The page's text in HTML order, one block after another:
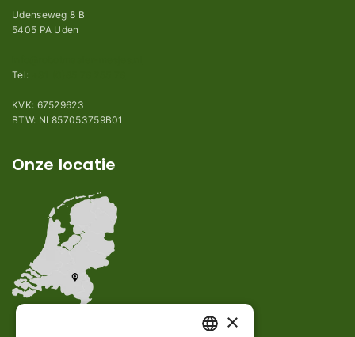
Udenseweg 8 B
5405 PA Uden
Tel:
KVK: 67529623
BTW: NL857053759B01
Onze locatie
×